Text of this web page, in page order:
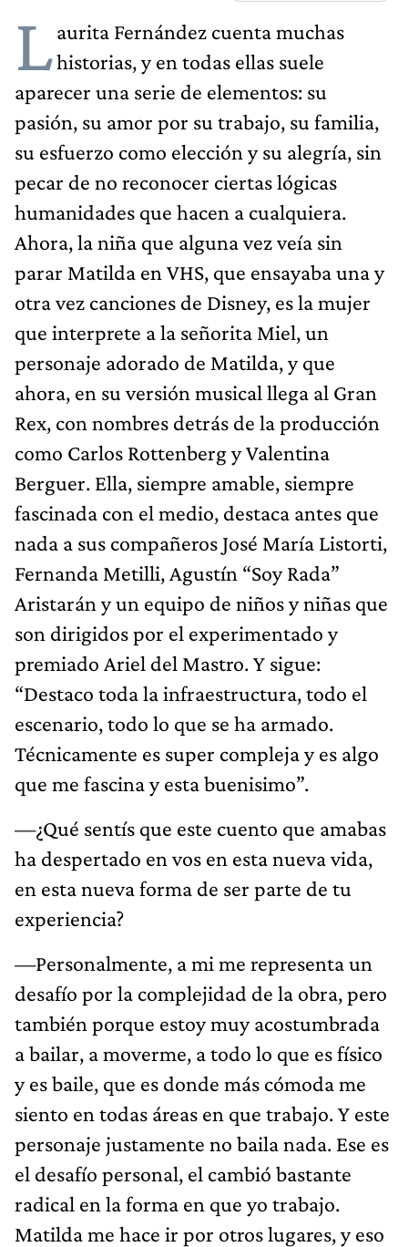
Laurita Fernández cuenta muchas
historias, y en todas ellas suele
aparecer una serie de elementos: su
pasión, su amor por su trabajo, su familia,
su esfuerzo como elección y su alegría, sin
pecar de no reconocer ciertas lógicas
humanidades que hacen a cualquiera.
Ahora, la niña que alguna vez veía sin
parar Matilda en VHS, que ensayaba una y
otra vez canciones de Disney, es la mujer
que interprete a la señorita Miel, un
personaje adorado de Matilda, y que
ahora, en su versión musical llega al Gran
Rex, con nombres detrás de la producción
como Carlos Rottenberg y Valentina
Berguer. Ella, siempre amable, siempre
fascinada con el medio, destaca antes que
nada a sus compañeros José María Listorti,
Fernanda Metilli, Agustín “Soy Rada”
Aristarán y un equipo de niños y niñas que
son dirigidos por el experimentado y
premiado Ariel del Mastro. Y sigue:
“Destaco toda la infraestructura, todo el
escenario, todo lo que se ha armado.
Técnicamente es super compleja y es algo
que me fascina y esta buenisimo”.
—¿Qué sentís que este cuento que amabas
ha despertado en vos en esta nueva vida,
en esta nueva forma de ser parte de tu
experiencia?
—Personalmente, a mi me representa un
desafío por la complejidad de la obra, pero
también porque estoy muy acostumbrada
a bailar, a moverme, a todo lo que es físico
y es baile, que es donde más cómoda me
siento en todas áreas en que trabajo. Y este
personaje justamente no baila nada. Ese es
el desafío personal, el cambió bastante
radical en la forma en que yo trabajo.
Matilda me hace ir por otros lugares, y eso